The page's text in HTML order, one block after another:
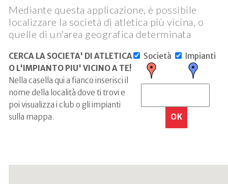
Mediante questa applicazione, è possibile
localizzare la società di atletica più vicina, o
quelle di un'area geografica determinata
CERCA LA SOCIETA' DI ATLETICA
O L'IMPIANTO PIU' VICINO A TE!
Nella casella qui a fianco inserisci il
nome della località dove ti trovi e
poi visualizza i club o gli impianti
sulla mappa.
Società Impianti